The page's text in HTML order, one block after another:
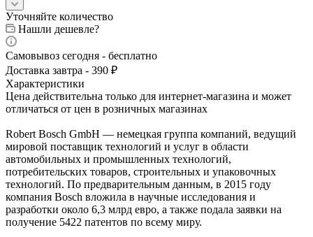
Уточняйте количество
Нашли дешевле?
Самовывоз сегодня - бесплатно
Доставка завтра - 390 ₽
Характеристики
Цена действительна только для интернет-магазина и может
отличаться от цен в розничных магазинах
Robert Bosch GmbH — немецкая группа компаний, ведущий
мировой поставщик технологий и услуг в области
автомобильных и промышленных технологий,
потребительских товаров, строительных и упаковочных
технологий. По предварительным данным, в 2015 году
компания Bosch вложила в научные исследования и
разработки около 6,3 млрд евро, а также подала заявки на
получение 5422 патентов по всему миру.